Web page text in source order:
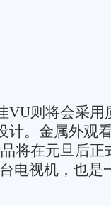
则将会采用
计。金属外观
将在元旦后正
电视机，也是